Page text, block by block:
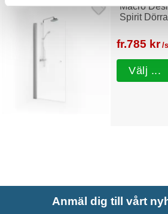
Macro
Spirit
fr.785 kr /
Välj ...
Anmäl dig till vårt